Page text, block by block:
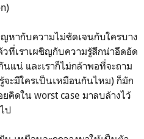
หากับความไม่ชัดเจนกับใครบาง
ที่เราเผชิญกับความรู้สึกน่าอึดอัด
นแน่ และเราก็ไม่กล้าพอที่จะถาม
จะมีใครเป็นเหมือนกันไหม) ก็มัก
คิดใน worst case มาลบล้างไว้
ป